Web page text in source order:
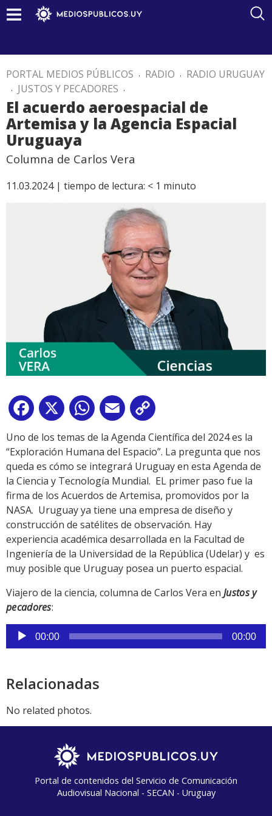
PORTAL MEDIOS PÚBLICOS . RADIO . RADIO URUGUAY
. JUSTOS Y PECADORES .
El acuerdo aeroespacial de
Artemisa y la Agencia Espacial
Uruguaya
Columna de Carlos Vera
11.03.2024 | tiempo de lectura: < 1 minuto
Facebook
X WhatsApp
Email
Link
Uno de los temas de la Agenda Científica del 2024 es la
“Exploración Humana del Espacio”. La pregunta que nos
queda es cómo se integrará Uruguay en esta Agenda de
la Ciencia y Tecnología Mundial. EL primer paso fue la
firma de los Acuerdos de Artemisa, promovidos por la
NASA. Uruguay ya tiene una empresa de diseño y
construcción de satélites de observación. Hay
experiencia académica desarrollada en la Facultad de
Ingeniería de la Universidad de la República (Udelar) y es
muy posible que Uruguay posea un puerto espacial.
Viajero de la ciencia, columna de Carlos Vera en Justos y
pecadores:
Reproductor
de
00:00 00:00
Relacionadas
No related photos.
Portal de contenidos del Servicio de Comunicación
Audiovisual Nacional - SECAN - Uruguay